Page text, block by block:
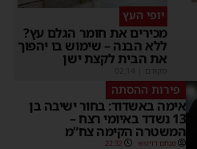
יופי העץ
מכירים את חומר הגלם עץ?
ללא הבנה – שימוש בו יהפוך
את הבית לקצת ישן
מקודם
פירות ההסתה
אימה באשדוד: בחור ישיבה בן
13 נשדד באיומי רצח –
המשטרה הקימה צח”מ
מנחם דויטש 22:32